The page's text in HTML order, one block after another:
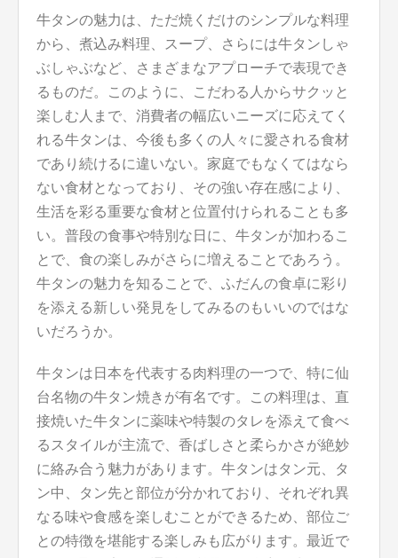
牛タンの魅力は、ただ焼くだけのシンプルな料理
から、煮込み料理、スープ、さらには牛タンしゃ
ぶしゃぶなど、さまざまなアプローチで表現でき
るものだ。このように、こだわる人からサクッと
楽しむ人まで、消費者の幅広いニーズに応えてく
れる牛タンは、今後も多くの人々に愛される食材
であり続けるに違いない。家庭でもなくてはなら
ない食材となっており、その強い存在感により、
生活を彩る重要な食材と位置付けられることも多
い。普段の食事や特別な日に、牛タンが加わるこ
とで、食の楽しみがさらに増えることであろう。
牛タンの魅力を知ることで、ふだんの食卓に彩り
を添える新しい発見をしてみるのもいいのではな
いだろうか。
牛タンは日本を代表する肉料理の一つで、特に仙
台名物の牛タン焼きが有名です。この料理は、直
接焼いた牛タンに薬味や特製のタレを添えて食べ
るスタイルが主流で、香ばしさと柔らかさが絶妙
に絡み合う魅力があります。牛タンはタン元、タ
ン中、タン先と部位が分かれており、それぞれ異
なる味や食感を楽しむことができるため、部位ご
との特徴を堪能する楽しみも広がります。最近で